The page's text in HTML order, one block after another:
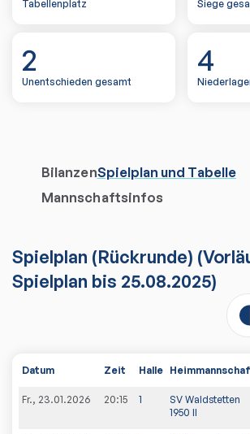
Tabellenplatz Siege
2
Unentschieden gesamt
4
BilanzenSpielplan und Tabelle
Mannschaftsinfos
Spielplan (Rückrunde)
Spielplan bis 25.08.2025)
Datum Zeit Halle
Fr., 23.01.2026 20:15 1
SV Waldstetten
1950 II